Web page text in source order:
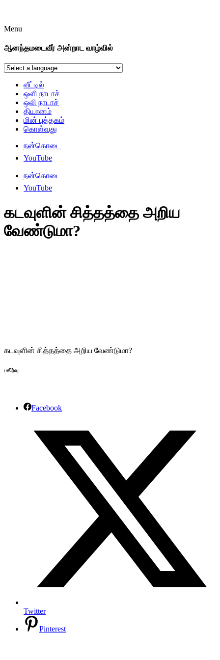
Menu
ஆனந்தமடைவீர் அன்றாட வாழ்வில்
வீட்டில்
ஒளி நாடாச்
ஒலி நாடாச்
தியானம்
மின் புத்தகம்
கொள்வது
நன்கொடை
YouTube
நன்கொடை
YouTube
கடவுளின் சித்தத்தை அறிய
வேண்டுமா?
கடவுளின் சித்தத்தை அறிய வேண்டுமா?
பகிர்வு
Facebook
Twitter
Pinterest